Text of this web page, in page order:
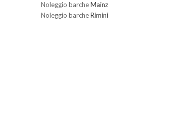
Noleggio barcheMainz
Noleggio barcheRimini